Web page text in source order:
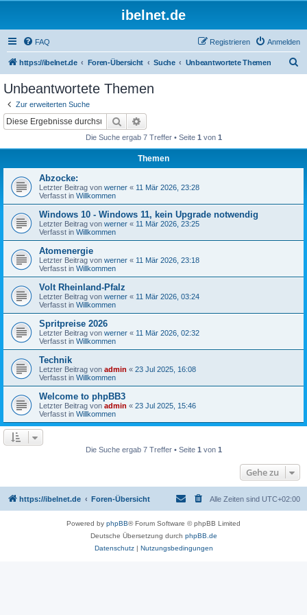
ibelnet.de
FAQ Anmelden
Registrieren
https://ibelnet.de Foren-Übersicht Suche Unbeantwortete Themen
Unbeantwortete Themen
Zur erweiterten Suche
Suche
Die Suche ergab 7 Treffer • Seite 1 von 1
Themen
Abzocke:
Letzter Beitrag von werner « 11 Mär 2026, 23:28
Verfasst in Willkommen
Windows 10 - Windows 11, kein Upgrade notwendig
Letzter Beitrag von werner « 11 Mär 2026, 23:25
Verfasst in Willkommen
Atomenergie
Letzter Beitrag von werner « 11 Mär 2026, 23:18
Verfasst in Willkommen
Volt Rheinland-Pfalz
Letzter Beitrag von werner « 11 Mär 2026, 03:24
Verfasst in Willkommen
Spritpreise 2026
Letzter Beitrag von werner « 11 Mär 2026, 02:32
Verfasst in Willkommen
Technik
Letzter Beitrag von admin « 23 Jul 2025, 16:08
Verfasst in Willkommen
Welcome to phpBB3
Letzter Beitrag von admin « 23 Jul 2025, 15:46
Verfasst in Willkommen
Die Suche ergab 7 Treffer • Seite 1 von 1
Gehe zu
https://ibelnet.de Foren-Übersicht Alle Zeiten sind UTC+02:00
Powered by phpBB® Forum Software © phpBB Limited
Deutsche Übersetzung durch phpBB.de
Datenschutz| Nutzungsbedingungen